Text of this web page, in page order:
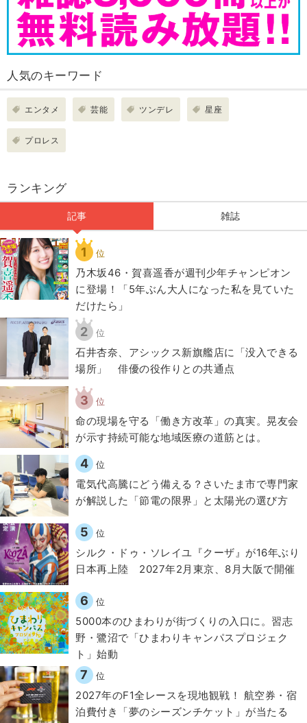
人気のキーワード
エンタメ 芸能 ツンデレ 星座
プロレス
ランキング
記事 雑誌
1 位
乃木坂46・賀喜遥香が週刊少年チャンピオン
に登場！「5年ぶん大人になった私を見ていた
だけたら」
2 位
石井杏奈、アシックス新旗艦店に「没入できる
場所」 俳優の役作りとの共通点
3 位
​命の現場を守る「働き方改革」の真実。晃友会
が示す持続可能な地域医療の道筋とは。
4 位
電気代高騰にどう備える？さいたま市で専門家
が解説した「節電の限界」と太陽光の選び方
5 位
シルク・ドゥ・ソレイユ『クーザ』が16年ぶり
日本再上陸 2027年2月東京、8月大阪で開催
6 位
5000本のひまわりが街づくりの入口に。習志
野・鷺沼で「ひまわりキャンパスプロジェク
ト」始動
7 位
2027年のF1全レースを現地観戦！ 航空券・宿
泊費付き「夢のシーズンチケット」が当たる